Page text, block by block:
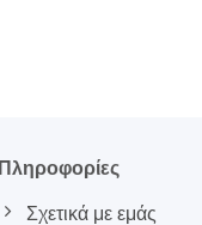
Πληροφορίες
Σχετικά με εμάς